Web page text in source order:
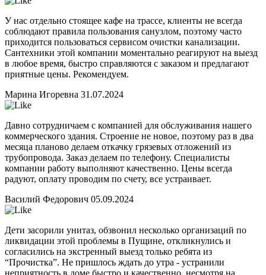
У нас отдельно стоящее кафе на трассе, клиенты не всегда
соблюдают правила пользования санузлом, поэтому часто
приходится пользоваться сервисом очистки канализации.
Сантехники этой компании моментально реагируют на выезд
в любое время, быстро справляются с заказом и предлагают
приятные цены. Рекомендуем.
Марина Игоревна 31.07.2024
Давно сотрудничаем с компанией для обслуживания нашего
коммерческого здания. Строение не новое, поэтому раз в два
месяца планово делаем откачку грязевых отложений из
трубопровода. Заказ делаем по телефону. Специалисты
компании работу выполняют качественно. Цены всегда
радуют, оплату проводим по счету, все устраивает.
Василий Федорович 05.09.2024
Дети засорили унитаз, обзвонил несколько организаций по
ликвидации этой проблемы в Пущине, откликнулись и
согласились на экстренный выезд только ребята из
“Прочистка”. Не пришлось ждать до утра - устранили